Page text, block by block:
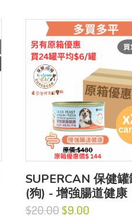
SUPERCAN 保健
(狗) - 增強腸道健康
盛宴+菊粉+絲蘭粉）
$20.00$9.00